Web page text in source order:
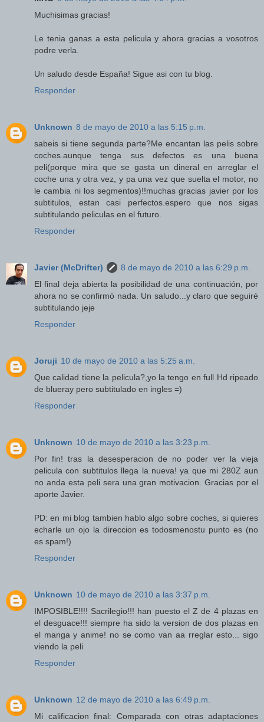
Muchisimas gracias!
Le tenia ganas a esta pelicula y ahora gracias a vosotros
podre verla.
Un saludo desde España! Sigue asi con tu blog.
Responder
Unknown 8 de mayo de 2010 a las 5:15 p.m.
sabeis si tiene segunda parte?Me encantan las pelis sobre
coches.aunque tenga sus defectos es una buena
peli(porque mira que se gasta un dineral en arreglar el
coche una y otra vez, y pa una vez que suelta el motor, no
le cambia ni los segmentos)!!muchas gracias javier por los
subtitulos, estan casi perfectos.espero que nos sigas
subtitulando peliculas en el futuro.
Responder
Javier (McDrifter)
8 de mayo de 2010 a las 6:29 p.m.
El final deja abierta la posibilidad de una continuación, por
ahora no se confirmó nada. Un saludo...y claro que seguiré
subtitulando jeje
Responder
Joruji 10 de mayo de 2010 a las 5:25 a.m.
Que calidad tiene la pelicula?,yo la tengo en full Hd ripeado
de blueray pero subtitulado en ingles =)
Responder
Unknown 10 de mayo de 2010 a las 3:23 p.m.
Por fin! tras la desesperacion de no poder ver la vieja
pelicula con subtitulos llega la nueva! ya que mi 280Z aun
no anda esta peli sera una gran motivacion. Gracias por el
aporte Javier.
PD: en mi blog tambien hablo algo sobre coches, si quieres
echarle un ojo la direccion es todosmenostu punto es (no
es spam!)
Responder
Unknown 10 de mayo de 2010 a las 3:37 p.m.
IMPOSIBLE!!!! Sacrilegio!!! han puesto el Z de 4 plazas en
el desguace!!! siempre ha sido la version de dos plazas en
el manga y anime! no se como van aa rreglar esto... sigo
viendo la peli
Responder
Unknown 12 de mayo de 2010 a las 6:49 p.m.
Mi calificacion final: Comparada con otras adaptaciones